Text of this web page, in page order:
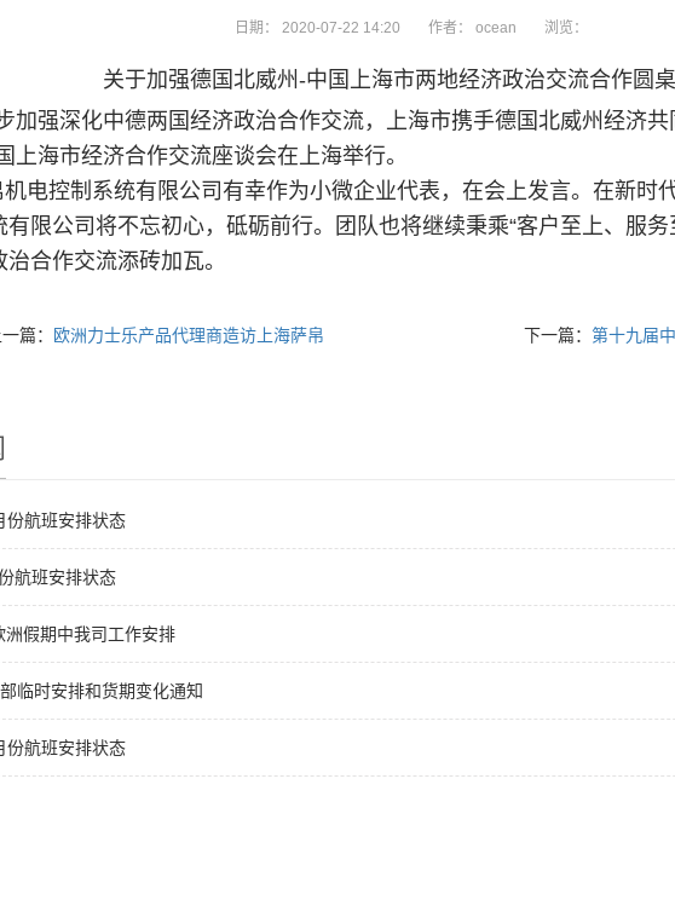
日期：2020-07-22 14:20 作者：ocean 浏览：
关于加强德国北威州-中国上海市两地经济政治交流合作圆
加强深化中德两国经济政治合作交流，上海市携手德国北威州经济
上海市经济合作交流座谈会在上海举行。
电控制系统有限公司有幸作为小微企业代表，在会上发言。在新时
有限公司将不忘初心，砥砺前行。团队也将继续秉乘“客户至上、服
合作交流添砖加瓦。
一篇： 欧洲力士乐产品代理商造访上海萨帛 下一篇：第十九届
份航班安排状态
航班安排状态
洲假期中我司工作安排
临时安排和货期变化通知
份航班安排状态